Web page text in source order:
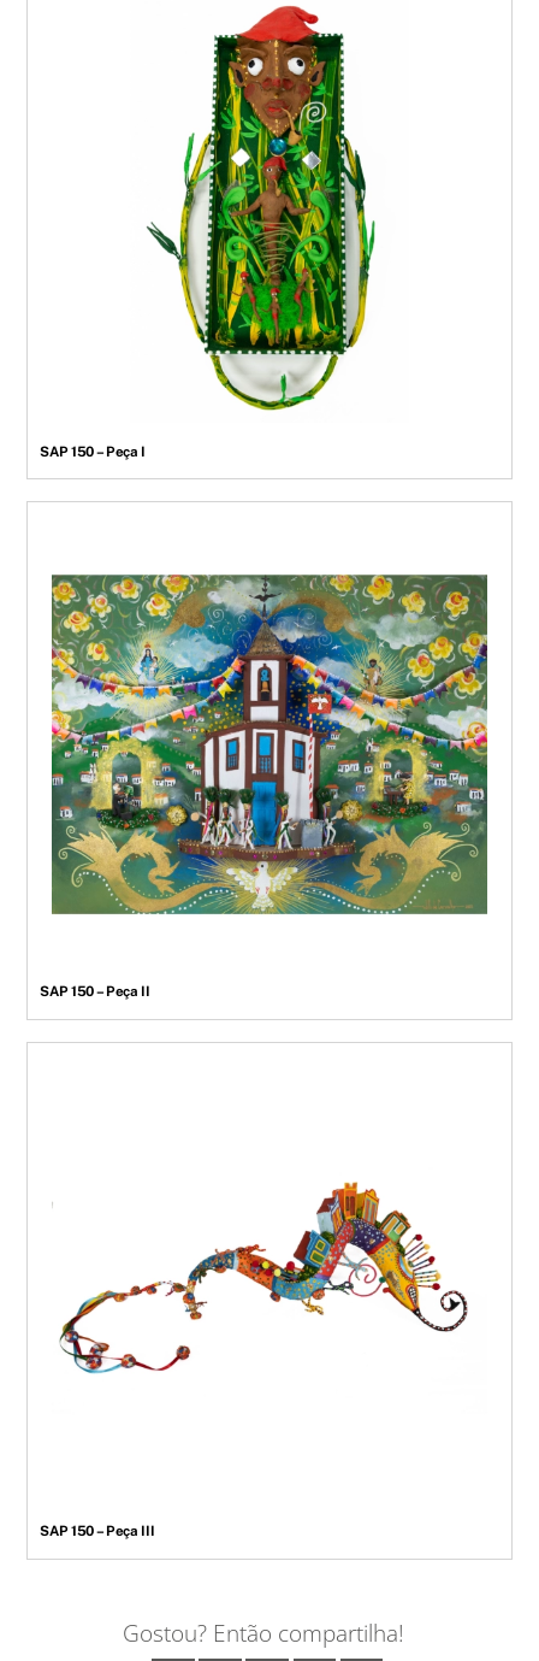
SAP 150 – Peça I
SAP 150 – Peça II
SAP 150 – Peça III
Gostou? Então compartilha!